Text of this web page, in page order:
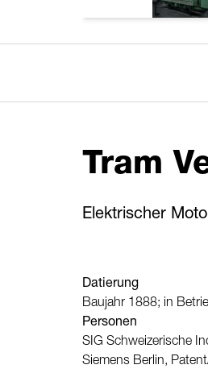
Tram
Elektrischer
Datierung
Baujahr 1888; in
Personen
SIG Schweizerische
Siemens Berlin,